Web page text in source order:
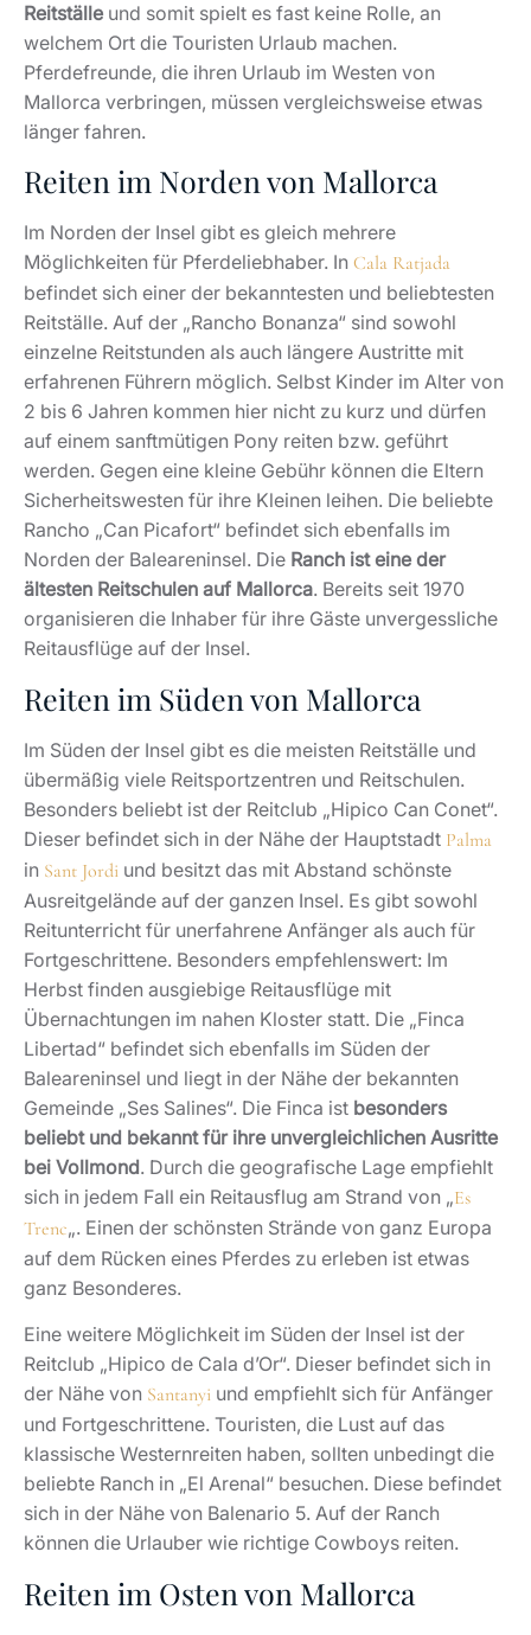
Reitställe und somit spielt es fast keine Rolle, an
welchem Ort die Touristen Urlaub machen.
Pferdefreunde, die ihren Urlaub im Westen von
Mallorca verbringen, müssen vergleichsweise etwas
länger fahren.
Reiten im Norden von Mallorca
Im Norden der Insel gibt es gleich mehrere
Möglichkeiten für Pferdeliebhaber. In Cala Ratjada
befindet sich einer der bekanntesten und beliebtesten
Reitställe. Auf der „Rancho Bonanza“ sind sowohl
einzelne Reitstunden als auch längere Austritte mit
erfahrenen Führern möglich. Selbst Kinder im Alter von
2 bis 6 Jahren kommen hier nicht zu kurz und dürfen
auf einem sanftmütigen Pony reiten bzw. geführt
werden. Gegen eine kleine Gebühr können die Eltern
Sicherheitswesten für ihre Kleinen leihen. Die beliebte
Rancho „Can Picafort“ befindet sich ebenfalls im
Norden der Baleareninsel. Die Ranch ist eine der
ältesten Reitschulen auf Mallorca. Bereits seit 1970
organisieren die Inhaber für ihre Gäste unvergessliche
Reitausflüge auf der Insel.
Reiten im Süden von Mallorca
Im Süden der Insel gibt es die meisten Reitställe und
übermäßig viele Reitsportzentren und Reitschulen.
Besonders beliebt ist der Reitclub „Hipico Can Conet“.
Dieser befindet sich in der Nähe der Hauptstadt Palma
in Sant Jordi und besitzt das mit Abstand schönste
Ausreitgelände auf der ganzen Insel. Es gibt sowohl
Reitunterricht für unerfahrene Anfänger als auch für
Fortgeschrittene. Besonders empfehlenswert: Im
Herbst finden ausgiebige Reitausflüge mit
Übernachtungen im nahen Kloster statt. Die „Finca
Libertad“ befindet sich ebenfalls im Süden der
Baleareninsel und liegt in der Nähe der bekannten
Gemeinde „Ses Salines“. Die Finca ist besonders
beliebt und bekannt für ihre unvergleichlichen Ausritte
bei Vollmond. Durch die geografische Lage empfiehlt
sich in jedem Fall ein Reitausflug am Strand von „Es
Trenc„. Einen der schönsten Strände von ganz Europa
auf dem Rücken eines Pferdes zu erleben ist etwas
ganz Besonderes.
Eine weitere Möglichkeit im Süden der Insel ist der
Reitclub „Hipico de Cala d’Or“. Dieser befindet sich in
der Nähe von Santanyi und empfiehlt sich für Anfänger
und Fortgeschrittene. Touristen, die Lust auf das
klassische Westernreiten haben, sollten unbedingt die
beliebte Ranch in „El Arenal“ besuchen. Diese befindet
sich in der Nähe von Balenario 5. Auf der Ranch
können die Urlauber wie richtige Cowboys reiten.
Reiten im Osten von Mallorca